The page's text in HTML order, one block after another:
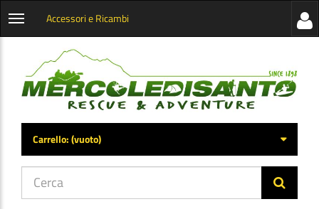
Apri
categorie
Accessori e Ricambi
di
Carrello:(vuoto)